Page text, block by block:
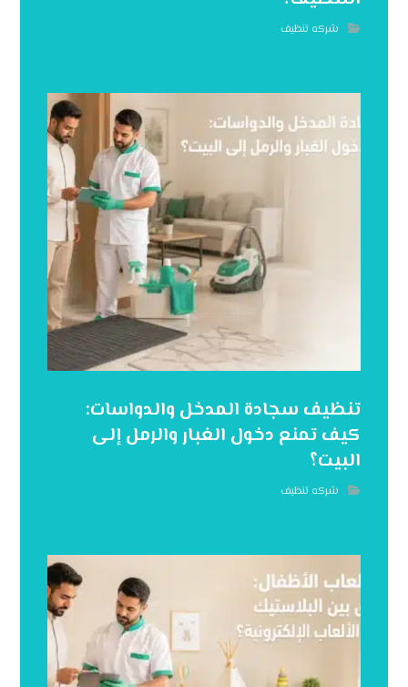
شركه تنظيف
تنظيف سجادة المدخل والدواسات:
كيف تمنع دخول الغبار والرمل إلى
البيت؟
شركه تنظيف